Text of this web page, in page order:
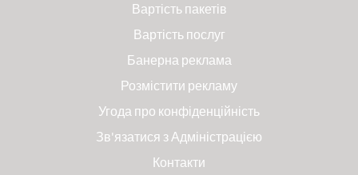
Вартість пакетів
Вартість послуг
Банерна реклама
Розмістити рекламу
Угода про конфіденційність
Зв'язатися з Адміністрацією
Контакти